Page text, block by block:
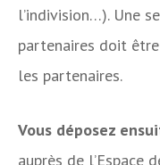
l’indivision…). Une
partenaires doit
les partenaires.
Vous déposez
auprès de l’Espace